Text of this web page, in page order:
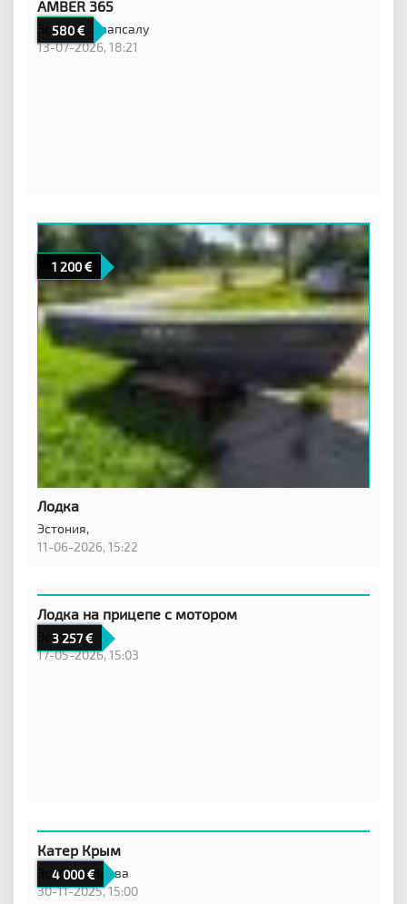
580
AMBER 365
Эстония,
Хаапсалу
13-07-2026, 18:21
1 200
Лодка
Эстония,
11-06-2026, 15:22
3 257
Лодка на прицепе с мотором
Эстония,
17-05-2026, 15:03
4 000
Катер Крым
Эстония,Нарва
30-11-2025, 15:00